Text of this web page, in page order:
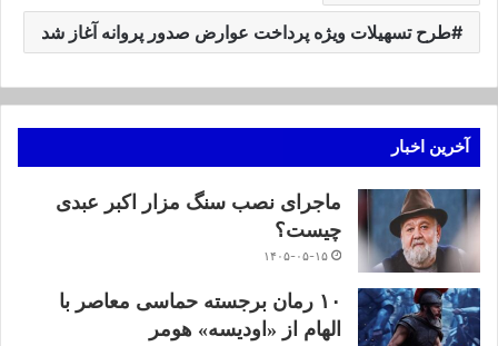
طرح تسهیلات ویژه پرداخت عوارض صدور پروانه آغاز شد
آخرین اخبار
ماجرای نصب سنگ مزار اکبر عبدی
چیست؟
۱۴۰۵-۰۵-۱۵
۱۰ رمان برجسته حماسی معاصر با
الهام از «اودیسه» هومر